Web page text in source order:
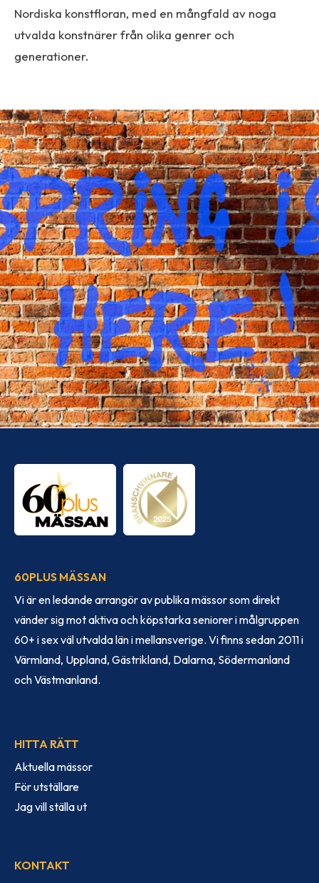
Nordiska konstfloran, med en mångfald av noga
utvalda konstnärer från olika genrer och
generationer.
60PLUS MÄSSAN
Vi är en ledande arrangör av publika mässor som direkt
vänder sig mot aktiva och köpstarka seniorer i målgruppen
60+ i sex väl utvalda län i mellansverige. Vi finns sedan 2011 i
Värmland, Uppland, Gästrikland, Dalarna, Södermanland
och Västmanland.
HITTA RÄTT
Aktuella mässor
För utställare
Jag vill ställa ut
KONTAKT